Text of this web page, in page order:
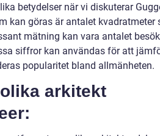
betydelser när vi diskuterar
kan göras är antalet kvadratmeter
mätning kan vara antalet
siffror kan användas för att
popularitet bland allmänheten.
arkitekt